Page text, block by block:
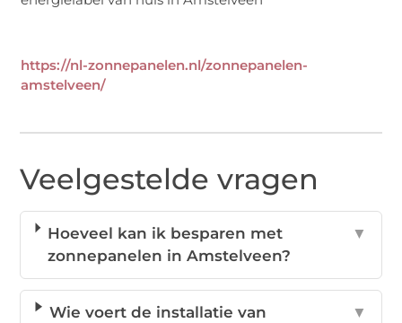
https://nl-zonnepanelen.nl/zonnepanelen-
amstelveen/
Veelgestelde vragen
Hoeveel kan ik besparen met
zonnepanelen in Amstelveen?
▼
Wie voert de installatie van
▼